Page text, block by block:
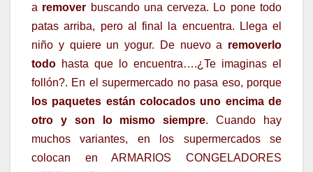
a remover buscando una cerveza. Lo pone todo
patas arriba, pero al final la encuentra. Llega el
niño y quiere un yogur. De nuevo a removerlo
todo hasta que lo encuentra….¿Te imaginas el
follón?. En el supermercado no pasa eso, porque
los paquetes están colocados uno encima de
otro y son lo mismo siempre. Cuando hay
muchos variantes, en los supermercados se
colocan en ARMARIOS CONGELADORES